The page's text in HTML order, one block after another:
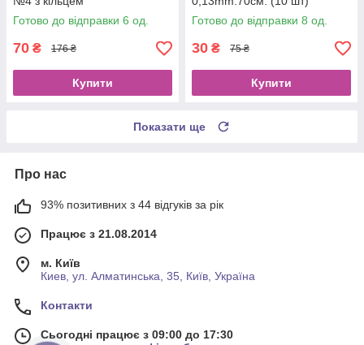
Готово до відправки 6 од.
70 ₴ 176 ₴
Купити
Готово до відправки 8 од.
30 ₴ 75 ₴
Купити
Показати ще
Про нас
93% позитивних з 44 відгуків за рік
Працює з 21.08.2014
м. Київ
Киев, ул. Алматинська, 35, Київ, Україна
Контакти
Сьогодні працює з 09:00 до 17:30